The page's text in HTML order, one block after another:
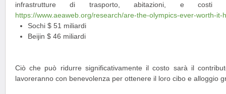
infrastrutture di trasporto, abitazioni, e costi
https://www.aeaweb.org/research/are-the-olympics-ever-worth-it-
Sochi $ 51 miliardi
Beijin $ 46 miliardi
Ciò che può ridurre significativamente il costo sarà il
lavoreranno con benevolenza per ottenere il loro cibo e alloggio